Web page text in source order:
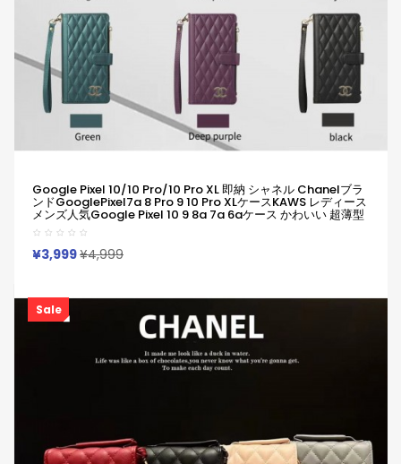
Google Pixel 10/10 Pro/10 Pro XL 即納 シャネル Chanelブラ
ンドGooglePixel7a 8 Pro 9 10 Pro XLケースKAWS レディース
メンズ人気Google Pixel 10 9 8a 7a 6aケース かわいい 超薄型
軽量 Google 6 7 8a 9a 10ケース 全面保護 ブランド シャネル
Chanel Galaxy A56 A55 S25/S24/S23ultraケース
Iphone/Galaxy/Google Pixelなど全機種対応
¥3,999¥4,999
Sale